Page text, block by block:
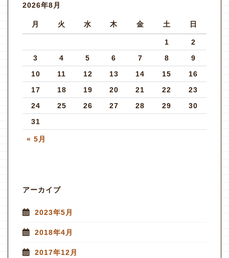
2026年8月
月 火 水 木 金 土 日
« 5月
1
2
3
4 5 6 7 8
9
10
11 12 13 14 15
16
17
18 19 20 21 22
23
24
25 26 27 28 29
30
31
アーカイブ
2023年5月
2018年4月
2017年12月